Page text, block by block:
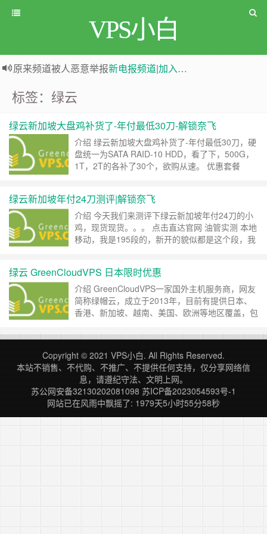
VPS小白
原来频道被人恶意举报新电报频道|加入电报群
标签：绿云
绿云新加坡大盘鸡补货了-年付最低30刀-解锁奈飞
介绍 绿云新加坡大盘鸡补货了-年付最低30刀，硬
盘统一为SATA RAID-10 HDD，看了下，500G，
1T，2T的各补了30个，欲购从速。 优惠套餐
心 500GB ……继续阅读 »
绿云新加坡年付24刀测评|解锁奈飞
介绍 今天我们来测评下绿云新加坡年付24刀的小
鸡，现货现货。。。 点击直达官网 油管实测 本地
移动，我是195段的，新开的貌似都是这个段，我
挺不错。 ----------------------------------------------
…… 继续阅读 »
绿云 GreenCloudVPS 日本限时优惠
介绍 GreenCloudVPS一家国外主机服务商，网友
简称绿帽云，成立于2013年，目前有提供日本、
香港、新加坡、越南、美国、欧洲等地区覆盖，包
型比较丰富。 直达官网 点击直达官网 优惠方案
OsakaStorage-1 大阪 2核心 CPU 3072MB 内存
1TB SATA RAID-10 HDD ……继续阅读 »
Copyright © 2021 VPS小白. All Rights Reserved.
本站不销售、不代购、不推广、不提供任何支持，仅分享网络信
息，请遵纪守法、文明上网。
苏公网安备32130202081098 苏ICP备2023054593号-1
网站已在风雨中飘摇了: 1979天5小时55分59秒